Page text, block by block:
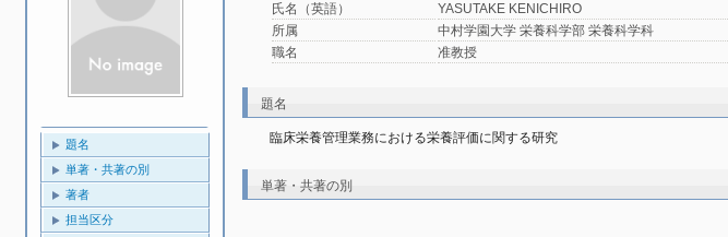
題名
単著・共著の別
著者
担当区分
氏名（英語）
YASUTAKE KENICHIRO
所属
中村学園大学 栄養科学部 栄養科学科
職名
准教授
題名
臨床栄養管理業務における栄養評価に関する研究
単著・共著の別